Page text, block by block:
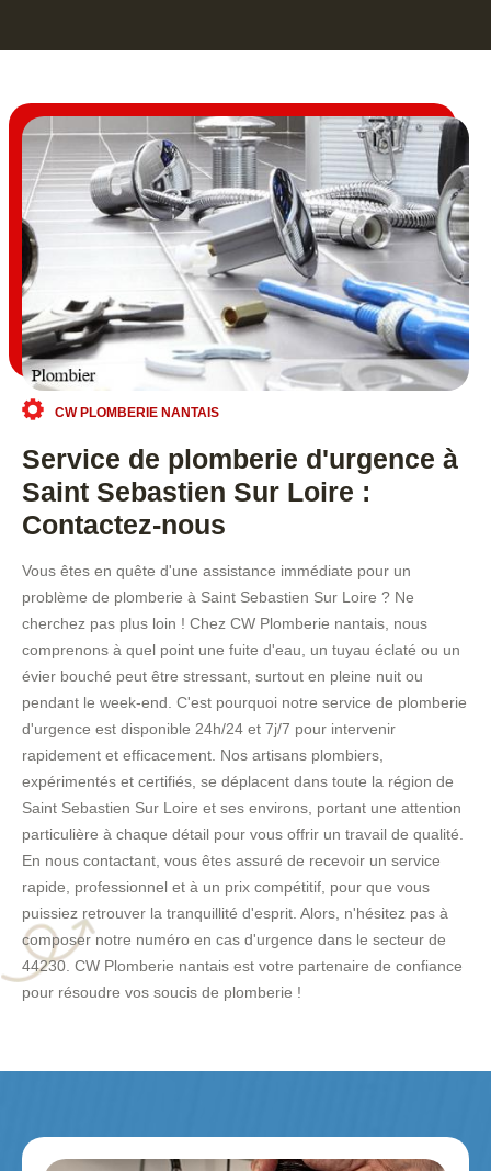
CW PLOMBERIE NANTAIS
Service de plomberie d'urgence à
Saint Sebastien Sur Loire :
Contactez-nous
Vous êtes en quête d'une assistance immédiate pour un
problème de plomberie à Saint Sebastien Sur Loire ? Ne
cherchez pas plus loin ! Chez CW Plomberie nantais, nous
comprenons à quel point une fuite d'eau, un tuyau éclaté ou un
évier bouché peut être stressant, surtout en pleine nuit ou
pendant le week-end. C'est pourquoi notre service de plomberie
d'urgence est disponible 24h/24 et 7j/7 pour intervenir
rapidement et efficacement. Nos artisans plombiers,
expérimentés et certifiés, se déplacent dans toute la région de
Saint Sebastien Sur Loire et ses environs, portant une attention
particulière à chaque détail pour vous offrir un travail de qualité.
En nous contactant, vous êtes assuré de recevoir un service
rapide, professionnel et à un prix compétitif, pour que vous
puissiez retrouver la tranquillité d'esprit. Alors, n'hésitez pas à
composer notre numéro en cas d'urgence dans le secteur de
44230. CW Plomberie nantais est votre partenaire de confiance
pour résoudre vos soucis de plomberie !